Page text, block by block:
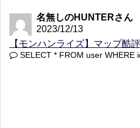
名無しのHUNTERさん
2023/12/13
【モンハンライズ】マップ酷
SELECT * FROM user WHERE id